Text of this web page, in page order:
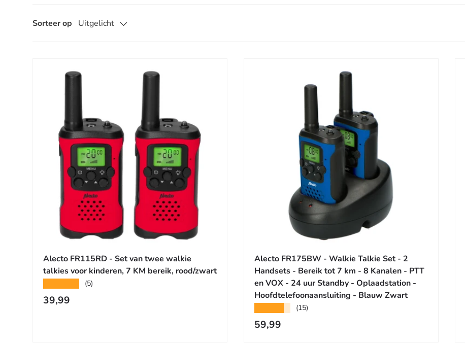
Sorteer op Uitgelicht
Alecto FR115RD - Set van twee walkie
talkies voor kinderen, 7 KM bereik, rood/zwart
(5)
Reguliere prijs
39,99
Toevoegen aan winkelwagen
Alecto FR175BW - Walkie Talkie Set - 2
Handsets - Bereik tot 7 km - 8 Kanalen - PTT
en VOX - 24 uur Standby - Oplaadstation -
Hoofdtelefoonaansluiting - Blauw Zwart
(15)
Reguliere prijs
59,99